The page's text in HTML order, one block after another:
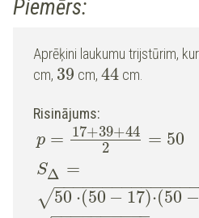
Piemērs:
Aprēķini laukumu trijstūrim,
cm, 39 cm,44 cm.
Risinājums:
p = 17+39+44
2
= 50
SΔ =
50 ⋅(50 − 17)⋅(50 −
−−−−−−−−−−−−−−
√